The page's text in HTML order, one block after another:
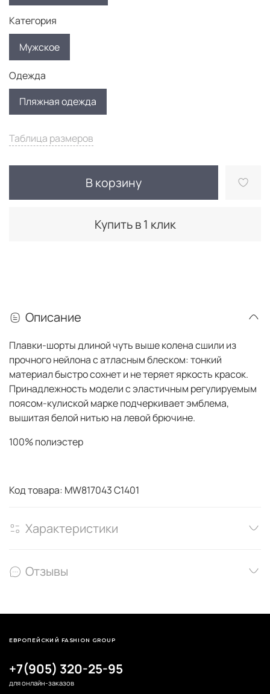
Таблица размеров
В корзину
Купить в 1 клик
Категория
Мужское
Одежда
Пляжная одежда
Описание
Плавки-шорты длиной чуть выше колена сшили из
прочного нейлона с атласным блеском: тонкий
материал быстро сохнет и не теряет яркость красок.
Принадлежность модели с эластичным регулируемым
поясом-кулиской марке подчеркивает эмблема,
вышитая белой нитью на левой брючине.
100% полиэстер
Код товара: MW817043 C1401
Характеристики
Отзывы
+7(905) 320-25-95
для онлайн-заказов
ЕВРОПЕЙСКИЙ FASHION GROUP